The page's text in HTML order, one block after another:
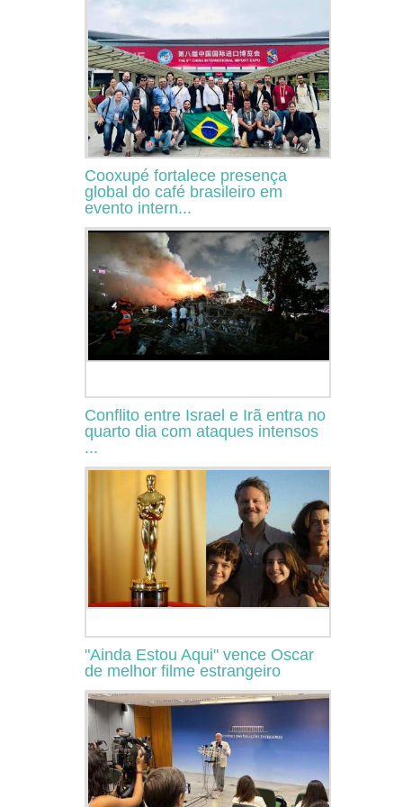
Cooxupé fortalece presença
global do café brasileiro em
evento intern...
Conflito entre Israel e Irã entra no
quarto dia com ataques intensos
...
"Ainda Estou Aqui" vence Oscar
de melhor filme estrangeiro